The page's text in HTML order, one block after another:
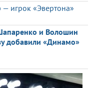
игрок «Эвертона»
и Волошин
добавили «Динамо»